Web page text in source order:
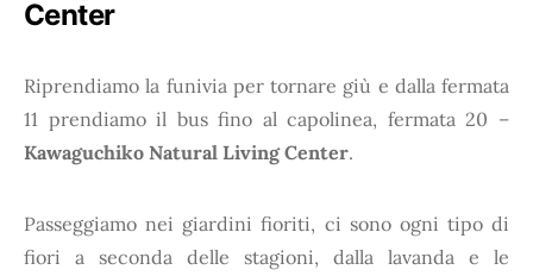
Center
Riprendiamo la funivia per tornare giù e dalla fermata
11 prendiamo il bus fino al capolinea, fermata 20 –
Kawaguchiko Natural Living Center.
Passeggiamo nei giardini fioriti, ci sono ogni tipo di
fiori a seconda delle stagioni, dalla lavanda e le